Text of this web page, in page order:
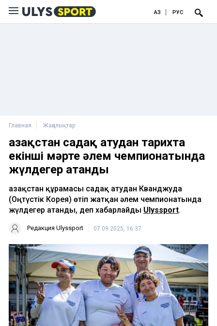
ҚАЗ РУС
Главная Жаңалықтар
Қазақстан садақ атудан тарихта
екінші мәрте әлем чемпионатында
жүлдегер атанды
Қазақстан құрамасы садақ атудан Кванджуда
(Оңтүстік Корея) өтіп жатқан әлем чемпионатында
жүлдегер атанды, деп хабарлайды Ulyssport.
Редакция Ulyssport 07.09.2025, 16:37